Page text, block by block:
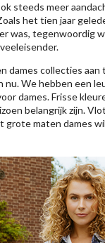
steeds meer
het tien jaar
was, tegenwoordig
dames collecties aan
nu. We hebben een
dames. Frisse
belangrijk zijn.
grote maten dames